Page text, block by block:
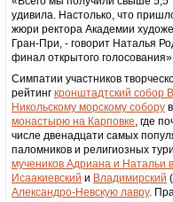
удивила. Настолько, что
жюри ректора Академии
Гран-При, - говорит Наталья
финал открытого
Симпатии участников
рейтинг кронштадтский собор
Никольскому морскому собору
монастырю на Карповке, где
числе двенадцати самых
паломников и религиозных
мучеников Адриана и Натальи
Исаакиевский и Владимирский
Александро-Невскую лавру.